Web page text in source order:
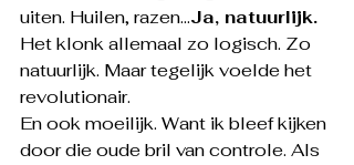
uiten. Huilen, razen...Ja, natuurlijk.
Het klonk allemaal zo logisch. Zo
natuurlijk. Maar tegelijk voelde het
revolutionair.
En ook moeilijk. Want ik bleef kijken
door die oude bril van controle. Als